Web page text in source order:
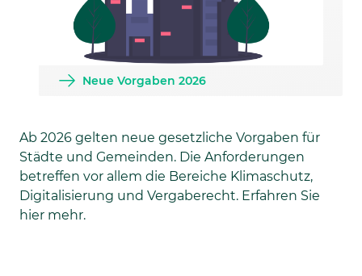
Neue Vorgaben 2026
Ab 2026 gelten neue gesetzliche Vorgaben für
Städte und Gemeinden. Die Anforderungen
betreffen vor allem die Bereiche Klimaschutz,
Digitalisierung und Vergaberecht. Erfahren Sie
hier mehr.